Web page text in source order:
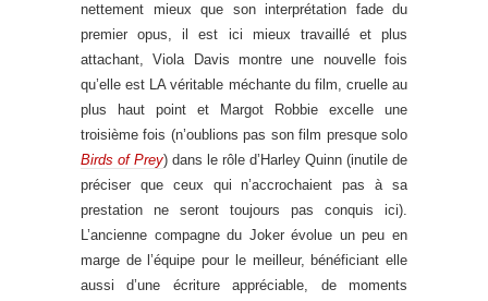
nettement mieux que son interprétation fade du
premier opus, il est ici mieux travaillé et plus
attachant, Viola Davis montre une nouvelle fois
qu’elle est LA véritable méchante du film, cruelle au
plus haut point et Margot Robbie excelle une
troisième fois (n’oublions pas son film presque solo
Birds of Prey) dans le rôle d’Harley Quinn (inutile de
préciser que ceux qui n’accrochaient pas à sa
prestation ne seront toujours pas conquis ici).
L’ancienne compagne du Joker évolue un peu en
marge de l’équipe pour le meilleur, bénéficiant elle
aussi d’une écriture appréciable, de moments